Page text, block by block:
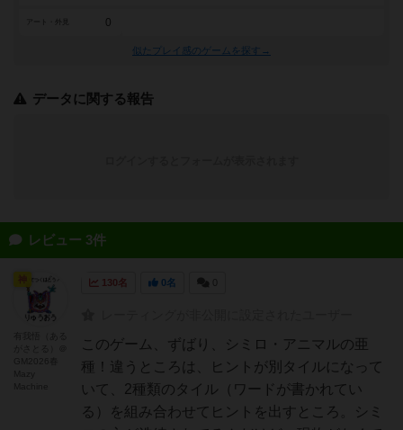
アート・外見 0
似たプレイ感のゲームを探す→
データに関する報告
レビュー 3件
130名 0名
このゲーム、ずばり、シミロ・アニマルの亜
種！違うところは、ヒントが別タイルになって
いて、2種類のタイル（ワードが書かれてい
る）を組み合わせてヒントを出すところ。シミ